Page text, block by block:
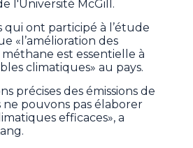
l'Université McGill.
qui ont participé à l’étude
«l’amélioration des
est essentielle à
climatiques» au pays.
précises des émissions de
pouvons pas élaborer
efficaces», a